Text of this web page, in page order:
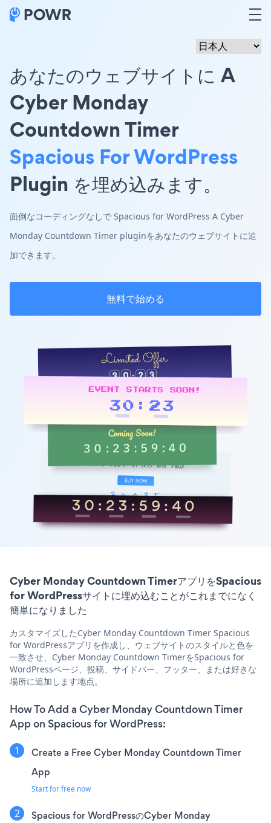
あなたのウェブサイトに A
Cyber Monday
Countdown Timer
Spacious For WordPress
Plugin を埋め込みます。
面倒なコーディングなしで Spacious for WordPress A Cyber
Monday Countdown Timer pluginをあなたのウェブサイトに追
加できます。
無料で始める
Cyber Monday Countdown TimerアプリをSpacious
for WordPressサイトに埋め込むことがこれまでになく
簡単になりました
カスタマイズしたCyber Monday Countdown Timer Spacious
for WordPressアプリを作成し、ウェブサイトのスタイルと色を
一致させ、Cyber Monday Countdown TimerをSpacious for
WordPressページ、投稿、サイドバー、フッター、または好きな
場所に追加します地点。
How To Add a Cyber Monday Countdown Timer
App on Spacious for WordPress:
Create a Free Cyber Monday Countdown Timer
App
Start for free now
Spacious for WordPressのCyber Monday